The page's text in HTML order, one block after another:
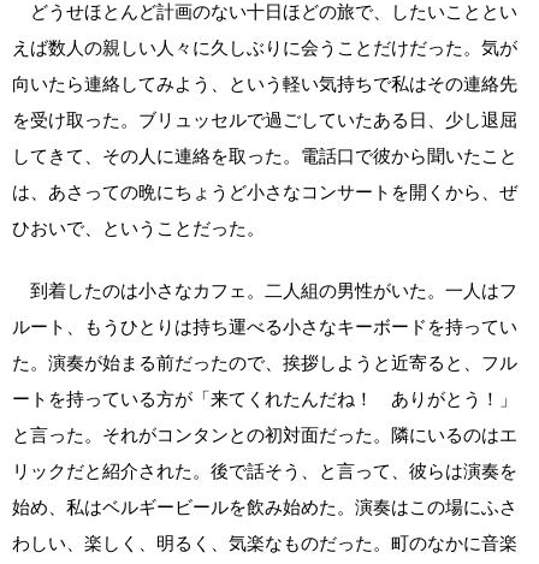
どうせほとんど計画のない十日ほどの旅で、したいこととい
えば数人の親しい人々に久しぶりに会うことだけだった。気が
向いたら連絡してみよう、という軽い気持ちで私はその連絡先
を受け取った。ブリュッセルで過ごしていたある日、少し退屈
してきて、その人に連絡を取った。電話口で彼から聞いたこと
は、あさっての晩にちょうど小さなコンサートを開くから、ぜ
ひおいで、ということだった。
到着したのは小さなカフェ。二人組の男性がいた。一人はフ
ルート、もうひとりは持ち運べる小さなキーボードを持ってい
た。演奏が始まる前だったので、挨拶しようと近寄ると、フル
ートを持っている方が「来てくれたんだね！ ありがとう！」
と言った。それがコンタンとの初対面だった。隣にいるのはエ
リックだと紹介された。後で話そう、と言って、彼らは演奏を
始め、私はベルギービールを飲み始めた。演奏はこの場にふさ
わしい、楽しく、明るく、気楽なものだった。町のなかに音楽